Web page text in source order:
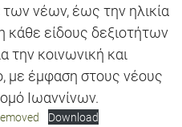
των νέων, έως την ηλικία
είδους δεξιοτήτων
την κοινωνική και
με έμφαση στους νέους
Ιωαννίνων.
Download